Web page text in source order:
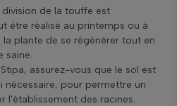
de la touffe est
être réalisé au printemps ou à
plante de se régénérer tout en
saine.
assurez-vous que le sol est
nécessaire, pour permettre un
l'établissement des racines.